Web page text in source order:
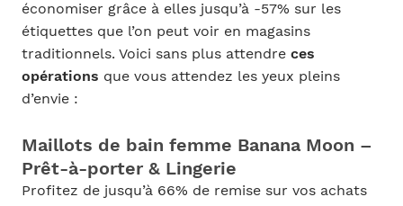
économiser grâce à elles jusqu’à -57% sur les
étiquettes que l’on peut voir en magasins
traditionnels. Voici sans plus attendre ces
opérations que vous attendez les yeux pleins
d’envie :
Maillots de bain femme Banana Moon –
Prêt-à-porter & Lingerie
Profitez de jusqu’à 66% de remise sur vos achats